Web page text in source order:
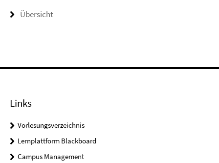
Übersicht
Links
Vorlesungsverzeichnis
Lernplattform Blackboard
Campus Management